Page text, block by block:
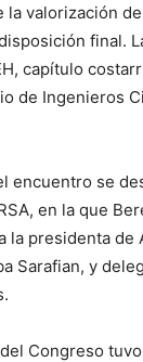
la valorización
final.
capítulo
de Ingenieros
encuentro se
en la que
la presidenta de
Sarafian, y
Congreso